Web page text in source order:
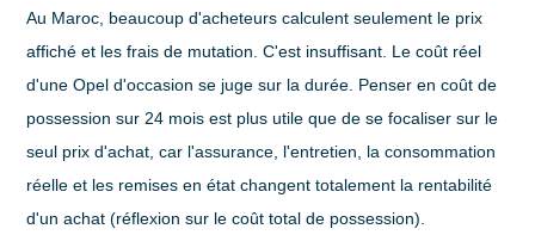
Au Maroc, beaucoup d'acheteurs calculent seulement le prix
affiché et les frais de mutation. C'est insuffisant. Le coût réel
d'une Opel d'occasion se juge sur la durée. Penser encoût de
possession sur 24 mois est plus utile que de se focaliser sur le
seul prix d'achat, car l'assurance, l'entretien, la consommation
réelle et les remises en état changent totalement la rentabilité
d'un achat (réflexion sur le coût total de possession).